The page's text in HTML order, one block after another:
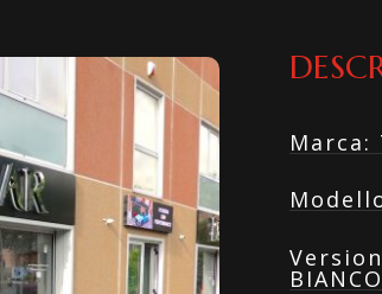
Marca: